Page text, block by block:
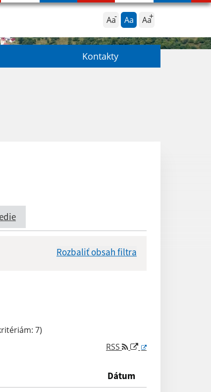
Aa Aa Aa
Kontakty
Rozbaliť obsah filtra
7)
RSS
Dátum